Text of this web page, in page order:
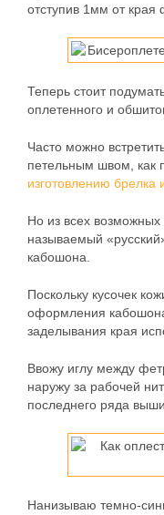
отступив 1мм от края
Теперь стоит
оплетенного и
Часто можно
петельным швом, как
изготовлению брелка
Но из всех
называемый
кабошона.
Поскольку кусочек
оформления
заделывания края
Ввожу иглу между
наружу за рабочей
последнего ряда
Нанизываю темно-